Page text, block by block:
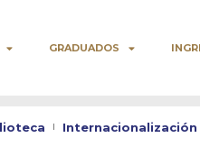
GRADUADOS
Internacionalización